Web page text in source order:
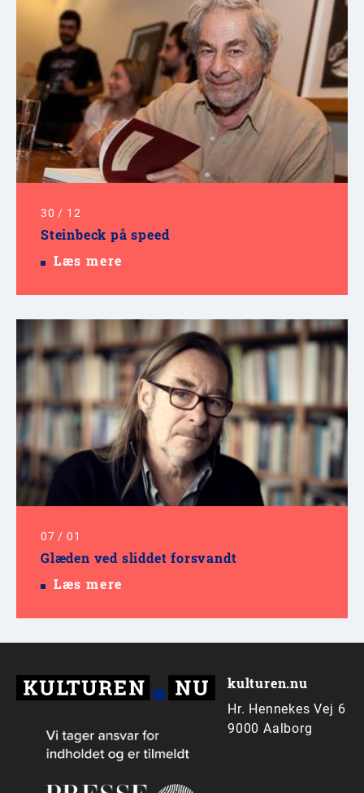
30 / 12
Steinbeck på speed
Læs mere
07 / 01
Glæden ved sliddet forsvandt
Læs mere
kulturen.nu
Hr. Hennekes Vej 6
9000 Aalborg